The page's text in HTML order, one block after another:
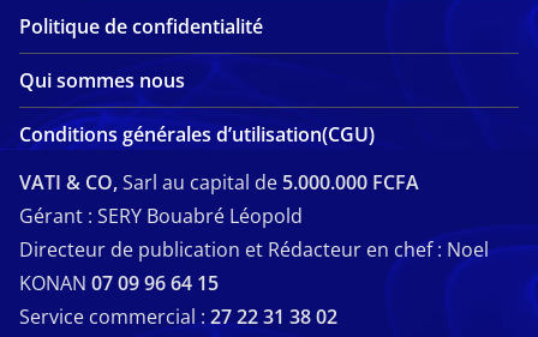
Politique de confidentialité
Qui sommes nous
Conditions générales d’utilisation(CGU)
VATI & CO,Sarl au capital de 5.000.000 FCFA
Gérant : SERY Bouabré Léopold
Directeur de publication et Rédacteur en chef : Noel
KONAN 07 09 96 64 15
Service commercial : 27 22 31 38 02